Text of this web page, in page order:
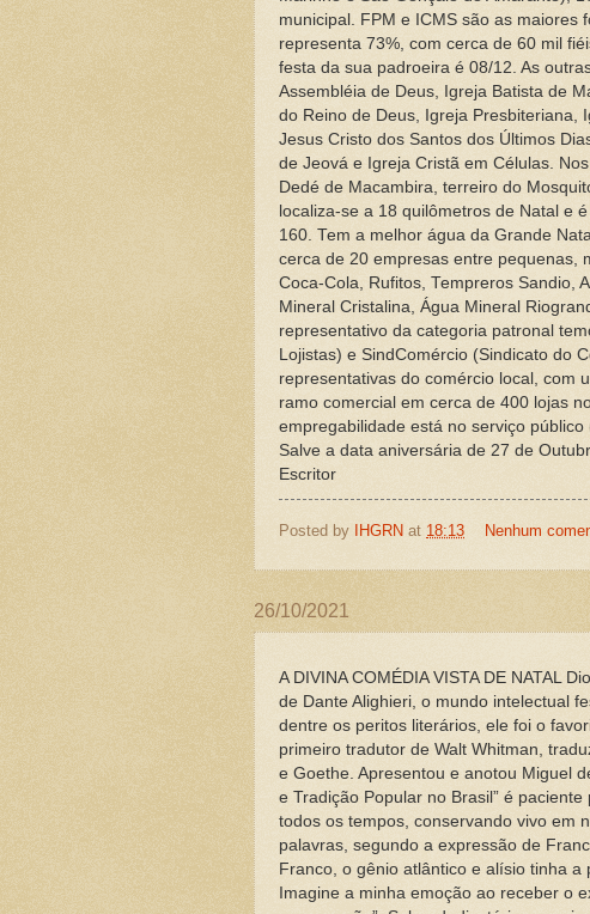
municipal. FPM e ICMS são as maiores
representa 73%, com cerca de 60 mil
festa da sua padroeira é 08/12. As
Assembléia de Deus, Igreja Batista de
do Reino de Deus, Igreja Presbiteriana,
Jesus Cristo dos Santos dos Últimos
de Jeová e Igreja Cristã em Células.
Dedé de Macambira, terreiro do
localiza-se a 18 quilômetros de Natal e
160. Tem a melhor água da Grande
cerca de 20 empresas entre pequenas,
Coca-Cola, Rufitos, Tempreros Sandio,
Mineral Cristalina, Água Mineral
representativo da categoria patronal
Lojistas) e SindComércio (Sindicato do
representativas do comércio local, com
ramo comercial em cerca de 400 lojas
empregabilidade está no serviço
Salve a data aniversária de 27 de
Escritor
Posted by IHGRN at 18:13 Nenhum
26/10/2021
A DIVINA COMÉDIA VISTA DE NATAL
de Dante Alighieri, o mundo intelectual
dentre os peritos literários, ele foi o
primeiro tradutor de Walt Whitman,
e Goethe. Apresentou e anotou Miguel
e Tradição Popular no Brasil” é
todos os tempos, conservando vivo em
palavras, segundo a expressão de
Franco, o gênio atlântico e alísio tinha a
Imagine a minha emoção ao receber o